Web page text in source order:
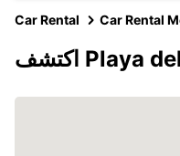
Car Rental Car Rental